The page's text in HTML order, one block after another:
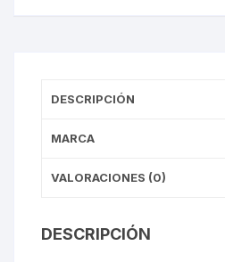
DESCRIPCIÓN
MARCA
VALORACIONES (0)
DESCRIPCIÓN